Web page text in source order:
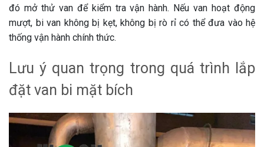
đó mở thử van để kiểm tra vận hành. Nếu van hoạt động
mượt, bi van không bị kẹt, không bị rò rỉ có thể đưa vào hệ
thống vận hành chính thức.
Lưu ý quan trọng trong quá trình lắp
đặt van bi mặt bích